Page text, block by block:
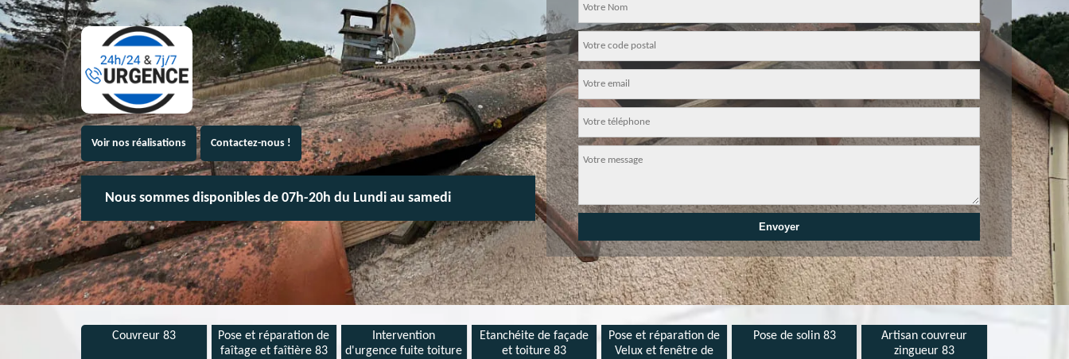
Voir nos réalisations Contactez-nous !
Nous sommes disponibles de 07h-20h du Lundi au samedi
Couvreur 83
Pose et réparation de
faîtage et faîtière 83
Intervention
d'urgence fuite toiture
Etanchéite de façade
et toiture 83
Pose et réparation de
Velux et fenêtre de
Pose de solin 83
Artisan couvreur
zingueur 83